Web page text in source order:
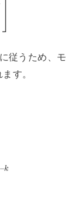
従うため、モ
す。
–k